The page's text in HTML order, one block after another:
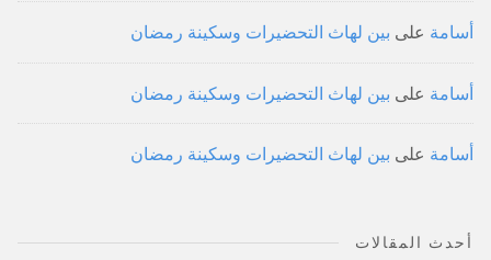
أسامة على بين لهاث التحضيرات وسكينة رمضان
أسامة على بين لهاث التحضيرات وسكينة رمضان
أسامة على بين لهاث التحضيرات وسكينة رمضان
أحدث المقالات